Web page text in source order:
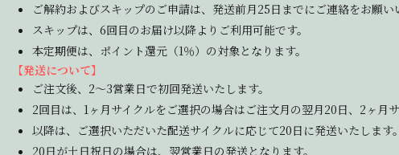
ご解約およびスキップのご申請は、発送前月25日までにご連絡をお願い
スキップは、6回目のお届け以降よりご利用可能です。
本定期便は、ポイント還元（1％）の対象となります。
【発送について】
ご注文後、2～3営業日で初回発送いたします。
2回目は、1ヶ月サイクルをご選択の場合はご注文月の翌月20日、2ヶ
以降は、ご選択いただいた配送サイクルに応じて20日に発送いたします。
20日が土日祝日の場合は、翌営業日の発送となります。